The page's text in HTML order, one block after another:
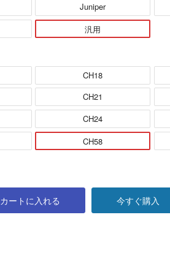
Juniper
汎用
CH18
CH21
CH24
CH58
カートに入れる 今すぐ購入